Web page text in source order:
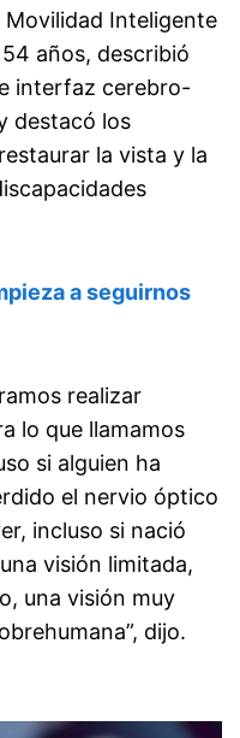
Movilidad Inteligente
años, describió
interfaz cerebro-
destacó los
la vista y la
a seguirnos
realizar
lo que llamamos
si alguien ha
el nervio óptico
incluso si nació
visión limitada,
una visión muy
dijo.